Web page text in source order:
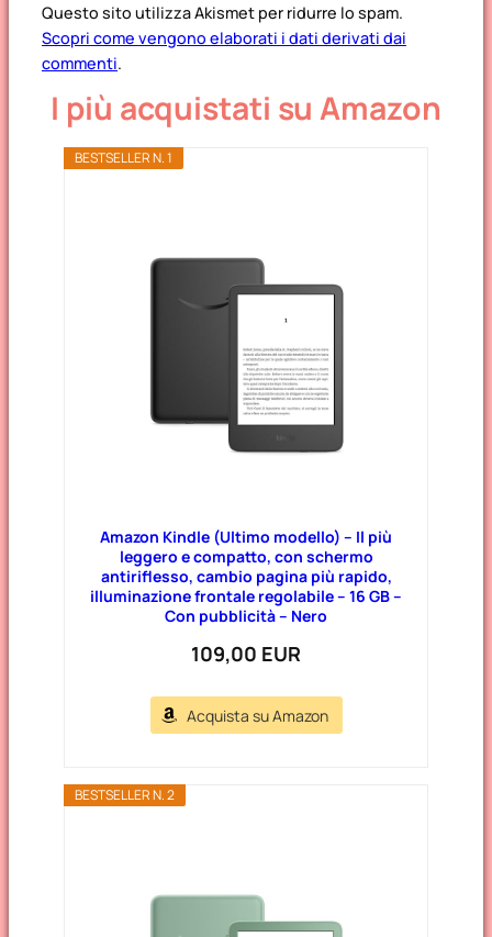
Questo sito utilizza Akismet per ridurre lo spam.
Scopri come vengono elaborati i dati derivati dai
commenti.
I più acquistati su Amazon
BESTSELLER N. 1
Amazon Kindle (Ultimo modello) – Il più
leggero e compatto, con schermo
antiriflesso, cambio pagina più rapido,
illuminazione frontale regolabile – 16 GB –
Con pubblicità – Nero
109,00 EUR
Acquista su Amazon
BESTSELLER N. 2